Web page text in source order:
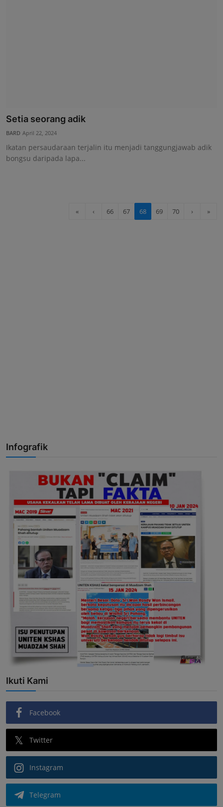
Setia seorang adik
BARD April 22, 2024
Ikatan persaudaraan terjalin itu menjadi tanggungjawab adik
bongsu daripada lapa...
« ‹ 66 67 68 69 70 › »
Infografik
Ikuti Kami
Facebook
Twitter
Instagram
Telegram